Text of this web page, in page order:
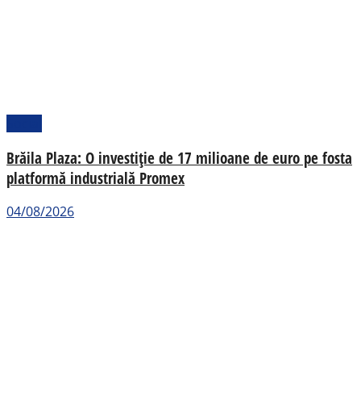
Brăila Plaza: O investiție de 17 milioane de euro pe fosta
platformă industrială Promex
04/08/2026